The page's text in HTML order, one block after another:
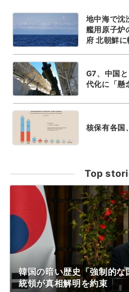
地中海で沈
艦用原子炉
府 北朝鮮
G7、中国
代化に「懸
核保有各国
Top
韓国の暗い歴史「強制的
統領が真相解明を約束